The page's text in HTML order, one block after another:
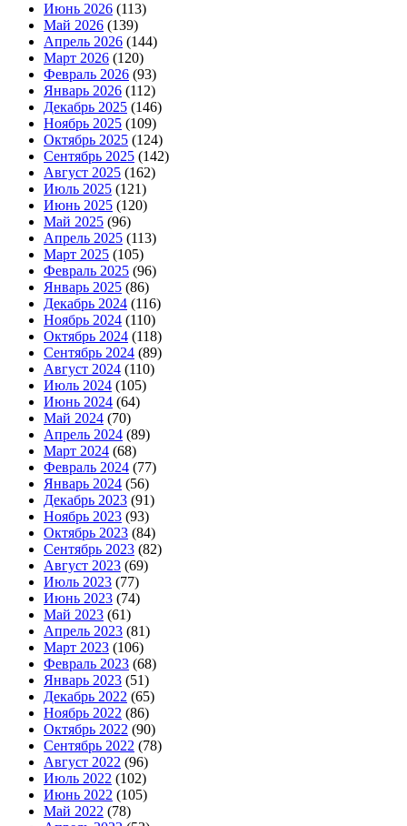
Июнь 2026 (113)
Май 2026 (139)
Апрель 2026 (144)
Март 2026 (120)
Февраль 2026 (93)
Январь 2026 (112)
Декабрь 2025 (146)
Ноябрь 2025 (109)
Октябрь 2025 (124)
Сентябрь 2025 (142)
Август 2025 (162)
Июль 2025 (121)
Июнь 2025 (120)
Май 2025 (96)
Апрель 2025 (113)
Март 2025 (105)
Февраль 2025 (96)
Январь 2025 (86)
Декабрь 2024 (116)
Ноябрь 2024 (110)
Октябрь 2024 (118)
Сентябрь 2024 (89)
Август 2024 (110)
Июль 2024 (105)
Июнь 2024 (64)
Май 2024 (70)
Апрель 2024 (89)
Март 2024 (68)
Февраль 2024 (77)
Январь 2024 (56)
Декабрь 2023 (91)
Ноябрь 2023 (93)
Октябрь 2023 (84)
Сентябрь 2023 (82)
Август 2023 (69)
Июль 2023 (77)
Июнь 2023 (74)
Май 2023 (61)
Апрель 2023 (81)
Март 2023 (106)
Февраль 2023 (68)
Январь 2023 (51)
Декабрь 2022 (65)
Ноябрь 2022 (86)
Октябрь 2022 (90)
Сентябрь 2022 (78)
Август 2022 (96)
Июль 2022 (102)
Июнь 2022 (105)
Май 2022 (78)